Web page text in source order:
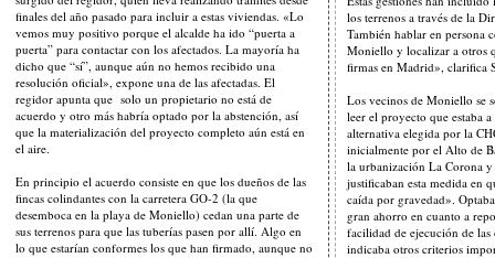
finales del año pasado para incluir a estas viviendas. «Lo
vemos muy positivo porque el alcalde ha ido “puerta a
puerta” para contactar con los afectados. La mayoría ha
dicho que “sí”, aunque aún no hemos recibido una
resolución oficial», expone una de las afectadas. El
regidor apunta que solo un propietario no está de
acuerdo y otro más habría optado por la abstención, así
que la materialización del proyecto completo aún está en
el aire.
En principio el acuerdo consiste en que los dueños de las
fincas colindantes con la carretera GO-2 (la que
desemboca en la playa de Moniello) cedan una parte de
sus terrenos para que las tuberías pasen por allí. Algo en
lo que estarían conformes los que han firmado, aunque no
los terrenos a través de la
También hablar en persona
Moniello y localizar a otros
firmas en Madrid», clarifica
Los vecinos de Moniello se
leer el proyecto que estaba
alternativa elegida por la
inicialmente por el Alto de
la urbanización La Corona y
justificaban esta medida en
caída por gravedad».
gran ahorro en cuanto a
facilidad de ejecución de
indicaba otros criterios